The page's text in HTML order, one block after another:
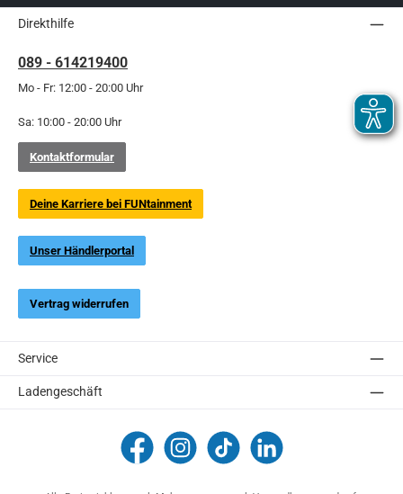
Direkthilfe
089 - 614219400
Mo - Fr: 12:00 - 20:00 Uhr
Sa: 10:00 - 20:00 Uhr
Kontaktformular
Deine Karriere bei FUNtainment
Unser Händlerportal
Vertrag widerrufen
Service
Ladengeschäft
FUNtainment Munich
funtainment_mucfuntainment_mucFUNtainment GmbH